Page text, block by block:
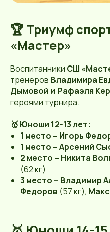
🏆 Триумф
«Мастер»
Воспитанники СШ
тренеров Владимира
Дымовой и Рафаэля
героями турнира.
🥇 Юноши 12-13 лет:
1 место – Игорь
1 место – Арсений
2 место – Никита
(62 кг)
3 место – Владимир
Федоров (57 кг),